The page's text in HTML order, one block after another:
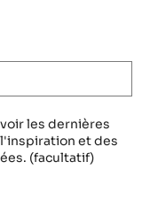
les dernières
et des
(facultatif)